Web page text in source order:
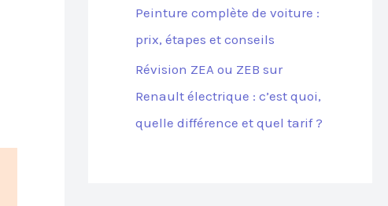
Peinture complète de voiture :
prix, étapes et conseils
Révision ZEA ou ZEB sur
Renault électrique : c’est quoi,
quelle différence et quel tarif ?